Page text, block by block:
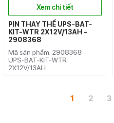
Xem chi tiết
PIN THAY THẾ UPS-BAT-
KIT-WTR 2X12V/13AH –
2908368
Mã sản phẩm: 2908368 -
UPS-BAT-KIT-WTR
2X12V/13AH
1 2 3